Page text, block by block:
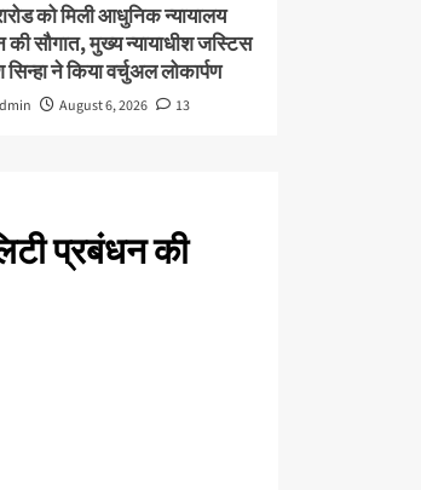
को मिली आधुनिक न्यायालय
की सौगात, मुख्य न्यायाधीश जस्टिस
ने किया वर्चुअल लोकार्पण
August 6, 2026 13
प्रबंधन की